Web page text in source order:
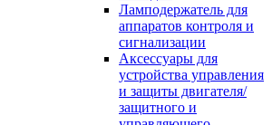
Ламподержатель для
аппаратов контроля и
сигнализации
Аксессуары для
устройства управления
и защиты двигателя/
защитного и